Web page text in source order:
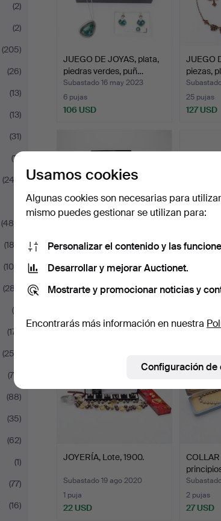
(2)
(2)
(205)
(26)
(13)
(13)
(31)
(11)
(242)
(485)
(182)
(100)
(287)
(4)
(171)
(253)
(78)
(88)
(35)
(62)
(1)
(77)
(16)
JUEGO DE JOYAS, plata,
piedras verdes, puñ…
Subastado 16 may 2023
6 pujas
106 USD
JUEGO
piezas,
25 pujas
127 USD
5 pujas
joyas en
10 pujas
JOYERÍA, Lote, 1900.
Subastado 19 ago 2020
1 puja
22 USD
2 pujas
27 USD
Usamos cookies
Algunas cookies son necesarias para
mismo puedes gestionar se utilizan para:
Personalizar el contenido y las
Desarrollar y mejorar Auctionet.
Mostrarte y promocionar noticias y
Encontrarás más información en nuestra
Configuración de